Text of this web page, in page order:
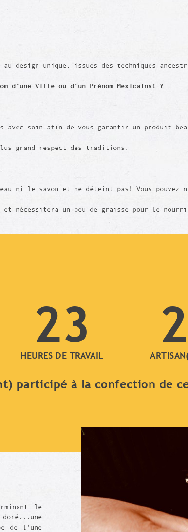
design unique, issues des techniques
d’une Ville ou d'un Prénom Mexicains! ?
avec soin afin de vous garantir un produit
grand respect des traditions.
ni le savon et ne déteint pas! Vous pouvez
nécessitera un peu de graisse pour le
23
HEURES DE TRAVAIL
2
participé à la confection de
le
de l'une